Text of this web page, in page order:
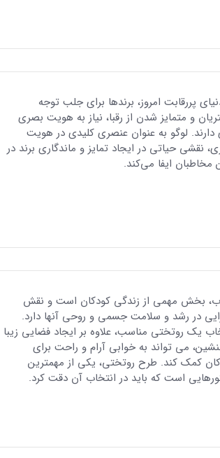
پررقابت امروز، برندها برای جلب توجه
و متمایز شدن از رقبا، نیاز به هویت بصری
دارند. لوگو به عنوان عنصری کلیدی در هویت
نقشی حیاتی در ایجاد تمایز و ماندگاری برند در
مخاطبان ایفا می‌کند.
بخش مهمی از زندگی کودکان است و نقش
در رشد و سلامت جسمی و روحی آنها دارد.
یک روتختی مناسب، علاوه بر ایجاد فضایی زیبا
می تواند به خوابی آرام و راحت برای
کمک کند. طرح روتختی، یکی از مهمترین
است که باید در انتخاب آن دقت کرد.